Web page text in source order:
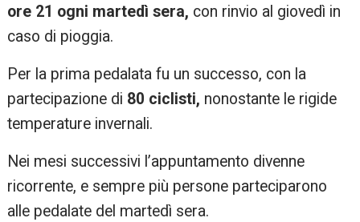
ore 21 ogni martedì sera, con rinvio al giovedì in
caso di pioggia.
Per la prima pedalata fu un successo, con la
partecipazione di 80 ciclisti, nonostante le rigide
temperature invernali.
Nei mesi successivi l’appuntamento divenne
ricorrente, e sempre più persone parteciparono
alle pedalate del martedì sera.